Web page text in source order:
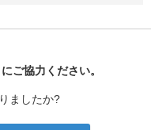
ご協力ください。
ましたか?